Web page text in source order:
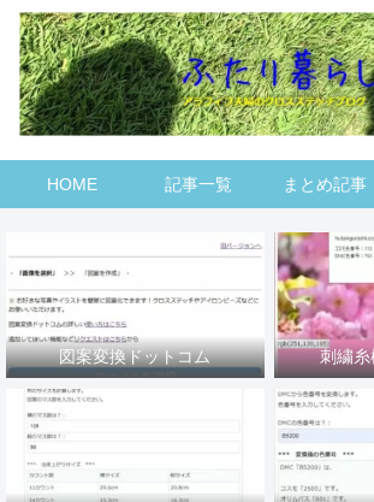
HOME 記事一覧 まとめ記事
図案変換ドットコム 刺繍